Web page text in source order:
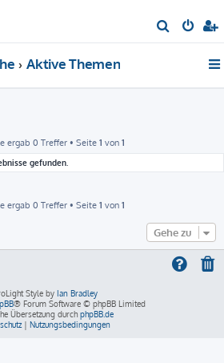
u
Aktive Themen
ergab 0 Treffer • Seite 1 von 1
gefunden.
ergab 0 Treffer • Seite 1 von 1
Gehe zu
Style by Ian Bradley
® Forum Software © phpBB Limited
Übersetzung durch phpBB.de
| Nutzungsbedingungen